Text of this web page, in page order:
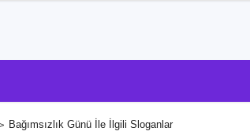
Bağımsızlık Günü İle İlgili Sloganlar